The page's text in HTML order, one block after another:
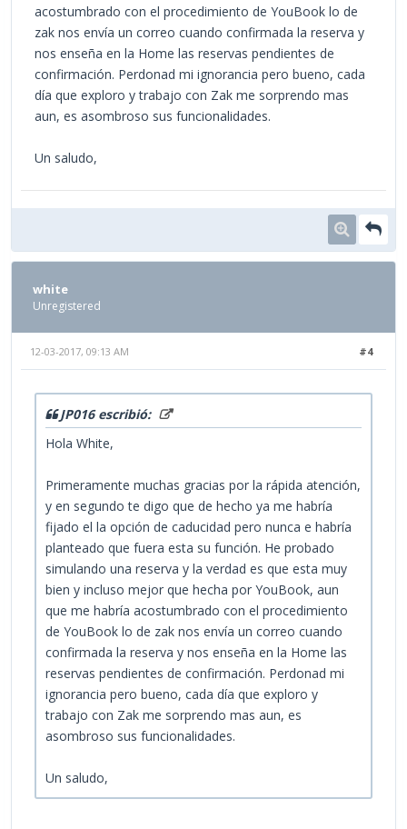
acostumbrado con el procedimiento de YouBook lo de
zak nos envía un correo cuando confirmada la reserva y
nos enseña en la Home las reservas pendientes de
confirmación. Perdonad mi ignorancia pero bueno, cada
día que exploro y trabajo con Zak me sorprendo mas
aun, es asombroso sus funcionalidades.
Un saludo,
white
Unregistered
#4
12-03-2017, 09:13 AM
JP016 escribió:
Hola White,
Primeramente muchas gracias por la rápida atención,
y en segundo te digo que de hecho ya me habría
fijado el la opción de caducidad pero nunca e habría
planteado que fuera esta su función. He probado
simulando una reserva y la verdad es que esta muy
bien y incluso mejor que hecha por YouBook, aun
que me habría acostumbrado con el procedimiento
de YouBook lo de zak nos envía un correo cuando
confirmada la reserva y nos enseña en la Home las
reservas pendientes de confirmación. Perdonad mi
ignorancia pero bueno, cada día que exploro y
trabajo con Zak me sorprendo mas aun, es
asombroso sus funcionalidades.
Un saludo,